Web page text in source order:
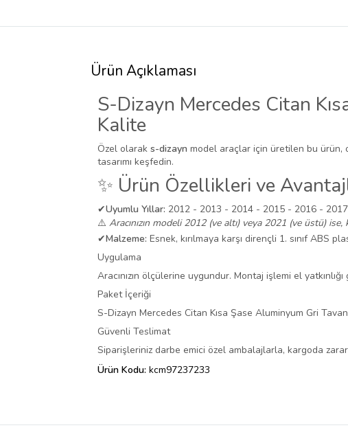
Ürün Açıklaması
S-Dizayn Mercedes Citan
Kalite
Özel olarak s-dizayn model araçlar için üretilen bu ürün,
tasarımı keşfedin.
✨ Ürün Özellikleri ve
✔Uyumlu Yıllar: 2012 - 2013 - 2014 - 2015 - 2016 -
⚠️ Aracınızın modeli 2012 (ve altı) veya 2021 (ve üstü)
✔Malzeme: Esnek, kırılmaya karşı dirençli 1. sınıf ABS
Uygulama
Aracınızın ölçülerine uygundur. Montaj işlemi el
Paket İçeriği
S-Dizayn Mercedes Citan Kısa Şase Aluminyum Gri
Güvenli Teslimat
Siparişleriniz darbe emici özel ambalajlarla, kargoda
Ürün Kodu: kcm97237233